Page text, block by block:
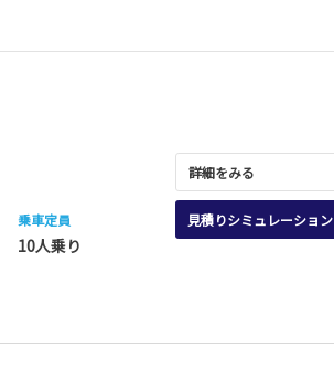
乗車定員
10人乗り
詳細をみる
見積りシミュレーション